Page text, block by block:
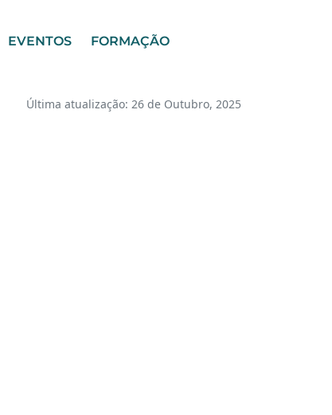
EVENTOS FORMAÇÃO
Última atualização: 26 de Outubro, 2025